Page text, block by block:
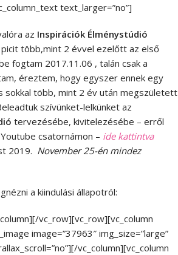
text_larger=”no”]
az Inspirációk Élménystúdió
több,mint 2 évvel ezelőtt az első
fogtam 2017.11.06 , talán csak a
éreztem, hogy egyszer ennek egy
sokkal több, mint 2 év után megszületett
szívünket-lelkünket az
tervezésébe, kivitelezésébe – erről
csatornámon – ide kattintva
2019. November 25-én mindez
a kiindulási állapotról:
vc_row][vc_row][vc_column
image=”37963″ img_size=”large”
vc_column][vc_column